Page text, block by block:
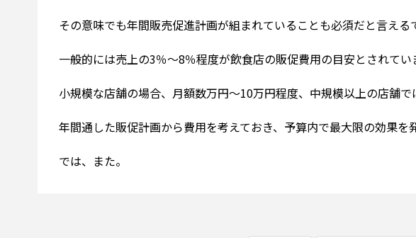
その意味でも年間販売促進計画が組まれていることも必須だと言える
一般的には売上の3％～8％程度が飲食店の販促費用の目安とされてい
小規模な店舗の場合、月額数万円〜10万円程度、中規模以上の店舗で
年間通した販促計画から費用を考えておき、予算内で最大限の効果を
では、また。